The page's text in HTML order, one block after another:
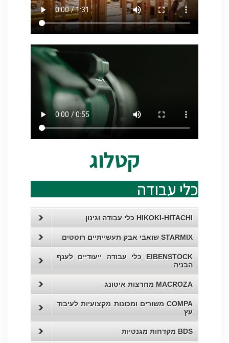
קטלוג
כלי עבודה
HIKOKI-HITACHI כלי עבודה וגינון
STARMIX שואבי אבק תעשייתיים רוטטים
EIBENSTOCK כלי עבודה ייעודיים לענף
הבניה
MACROZA מחרצות איטונג
COMPA משורים ומכונות מקצועיות לעיבוד
עץ
BDS מקדחות מגנטיות